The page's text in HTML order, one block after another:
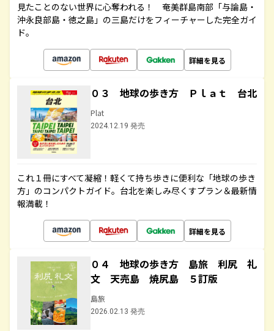
見たことのない世界に心奪われる！ 奄美群島南部「与論島・
沖永良部島・徳之島」の三島だけをフィーチャーした完全ガイ
ド。
詳細を見る
０３ 地球の歩き方 Ｐｌａｔ 台北
Plat
2024.12.19 発売
これ１冊にすべて凝縮！軽くて持ち歩きに便利な「地球の歩き
方」のコンパクトガイド。台北を楽しみ尽くすプラン＆最新情
報満載！
詳細を見る
０４ 地球の歩き方 島旅 利尻 礼
文 天売島 焼尻島 ５訂版
島旅
2026.02.13 発売